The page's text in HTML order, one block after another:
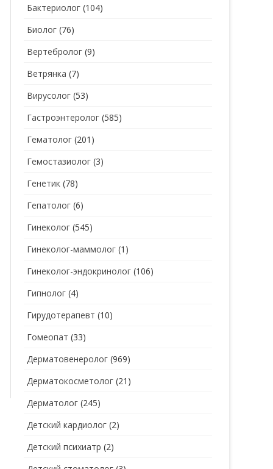
ЭНДОКРИНОЛОГ
Бактериолог (104)
Биолог (76)
Вертебролог (9)
Ветрянка (7)
Вирусолог (53)
Гастроэнтеролог (585)
Гематолог (201)
Гемостазиолог (3)
Генетик (78)
Гепатолог (6)
Гинеколог (545)
Гинеколог-маммолог (1)
Гинеколог-эндокринолог (106)
Гипнолог (4)
Гирудотерапевт (10)
Гомеопат (33)
Дерматовенеролог (969)
Дерматокосметолог (21)
Дерматолог (245)
Детский кардиолог (2)
Детский психиатр (2)